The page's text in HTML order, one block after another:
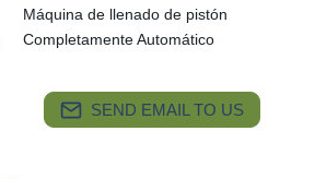
Máquina de llenado de pistón
Completamente Automático
SEND EMAIL TO US